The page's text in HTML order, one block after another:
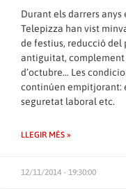
Durant els darrers anys
Telepizza han vist
de festius, reducció del
antiguitat, complement
d’octubre… Les
continúen empitjorant:
seguretat laboral etc.
LLEGIR MÉS »
12/11/2014 - 19:30:00